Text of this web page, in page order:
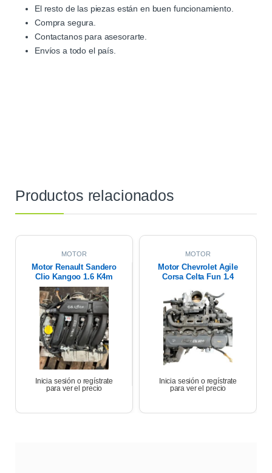
El resto de las piezas están en buen funcionamiento.
Compra segura.
Contactanos para asesorarte.
Envíos a todo el país.
Productos relacionados
MOTOR
Motor Renault Sandero
Clio Kangoo 1.6 K4m
2013 158.459km
Inicia sesión o regístrate
para ver el precio
MOTOR
Motor Chevrolet Agile
Corsa Celta Fun 1.4
Inicia sesión o regístrate
para ver el precio